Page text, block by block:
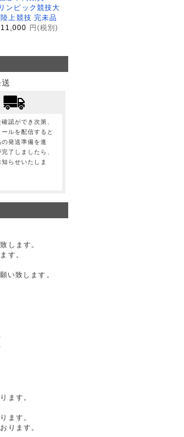
ンピック競技大
上競技 完未品
11,000 円(税別)
認ができ次第、
ールを配信すると
の発送準備を進
了しましたら、
知らせいたしま
します。
す。
い致します。
ます。
ます。
ります。